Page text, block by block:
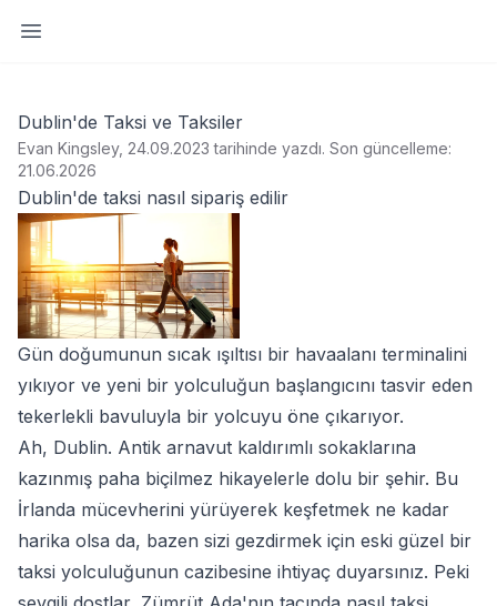
Yan paneli aç
Dublin'de Taksi ve Taksiler
Evan Kingsley, 24.09.2023 tarihinde yazdı. Son güncelleme:
21.06.2026
Dublin'de taksi nasıl sipariş edilir
Gün doğumunun sıcak ışıltısı bir havaalanı terminalini
yıkıyor ve yeni bir yolculuğun başlangıcını tasvir eden
tekerlekli bavuluyla bir yolcuyu öne çıkarıyor.
Ah, Dublin. Antik arnavut kaldırımlı sokaklarına
kazınmış paha biçilmez hikayelerle dolu bir şehir. Bu
İrlanda mücevherini yürüyerek keşfetmek ne kadar
harika olsa da, bazen sizi gezdirmek için eski güzel bir
taksi yolculuğunun cazibesine ihtiyaç duyarsınız. Peki